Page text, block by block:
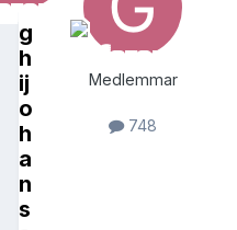
g
h
ij
o
h
a
n
s
Medlemmar
748